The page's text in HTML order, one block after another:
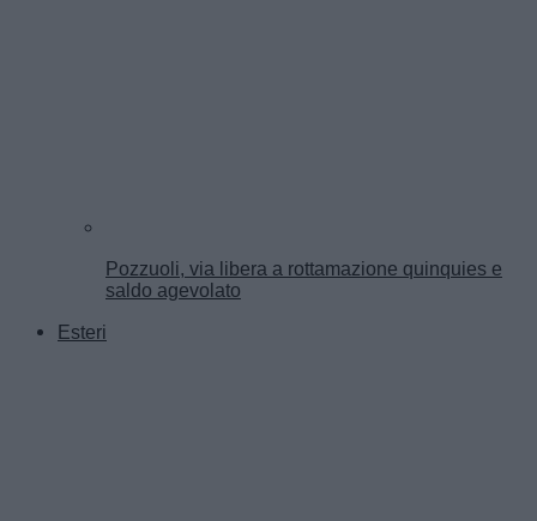
Pozzuoli, via libera a rottamazione quinquies e
saldo agevolato
Esteri